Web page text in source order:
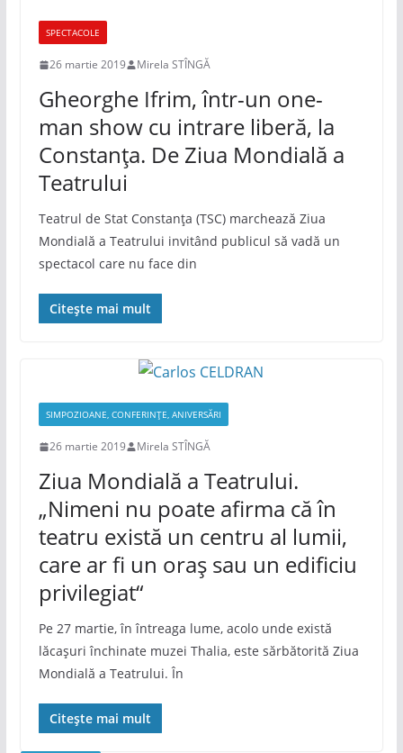
SPECTACOLE
26 martie 2019 Mirela STÎNGĂ
Gheorghe Ifrim, într-un one-
man show cu intrare liberă, la
Constanța. De Ziua Mondială a
Teatrului
Teatrul de Stat Constanța (TSC) marchează Ziua
Mondială a Teatrului invitând publicul să vadă un
spectacol care nu face din
Citește mai mult
SIMPOZIOANE, CONFERINȚE, ANIVERSĂRI
26 martie 2019 Mirela STÎNGĂ
Ziua Mondială a Teatrului.
„Nimeni nu poate afirma că în
teatru există un centru al lumii,
care ar fi un oraş sau un edificiu
privilegiat“
Pe 27 martie, în întreaga lume, acolo unde există
lăcașuri închinate muzei Thalia, este sărbătorită Ziua
Mondială a Teatrului. În
Citește mai mult